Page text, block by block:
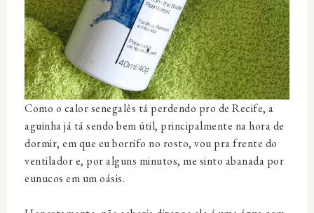
Como o calor senegalês tá perdendo pro de Recife, a
aguinha já tá sendo bem útil, principalmente na hora de
dormir, em que eu borrifo no rosto, vou pra frente do
ventilador e, por alguns minutos, me sinto abanada por
eunucos em um oásis.